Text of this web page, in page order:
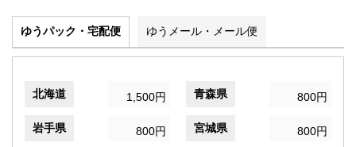
ゆうパック・宅配便 ゆうメール・メール便
北海道 1,500円 青森県 800円
岩手県 800円 宮城県 800円